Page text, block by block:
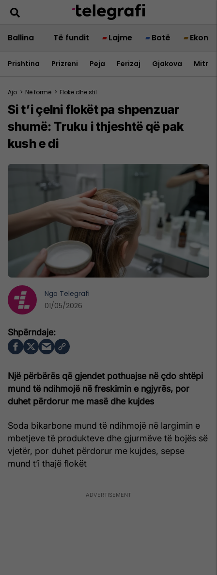
Ballina Të fundit Lajme Botë
Prishtina Prizreni Peja Ferizaj Gjakova
Ajo > Në formë > Flokë dhe stil
Si t’i çelni flokët pa shpenzuar
shumë: Truku i thjeshtë që pak
kush e di
Një përbërës që gjendet pothuajse në çdo shtëpi
mund të ndihmojë në freskimin e ngjyrës, por
duhet përdorur me masë dhe kujdes
Soda bikarbone mund të ndihmojë në largimin e
mbetjeve të produkteve dhe gjurmëve të bojës së
vjetër, por duhet përdorur me kujdes, sepse
mund t’i thajë flokët
Nga Telegrafi
01/05/2026